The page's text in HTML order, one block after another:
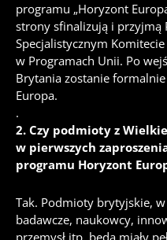
programu „Horyzont
strony sfinalizują i przyjmą
Specjalistycznym
w Programach Unii. Po
Brytania zostanie
Europa.
.
2. Czy podmioty z
w pierwszych
programu Horyzont
Tak. Podmioty brytyjskie,
badawcze, naukowcy,
przemysł itp. będą miały